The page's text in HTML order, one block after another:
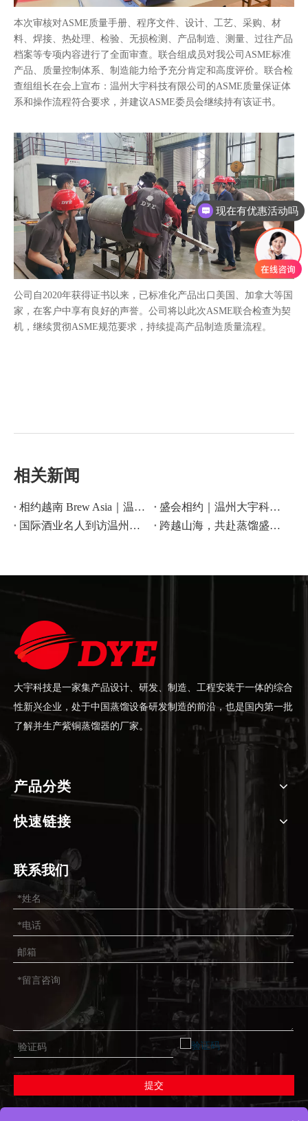
本次审核对ASME质量手册、程序文件、设计、工艺、采购、材
料、焊接、热处理、检验、无损检测、产品制造、测量、过往产品
档案等专项内容进行了全面审查。联合组成员对我公司ASME标准
产品、质量控制体系、制造能力给予充分肯定和高度评价。联合检
查组组长在会上宣布：温州大宇科技有限公司的ASME质量保证体
系和操作流程符合要求，并建议ASME委员会继续持有该证书。
公司自2020年获得证书以来，已标准化产品出口美国、加拿大等国
家，在客户中享有良好的声誉。公司将以此次ASME联合检查为契
机，继续贯彻ASME规范要求，持续提高产品制造质量流程。
相关新闻
相约越南 Brew Asia｜温州大宇科技 C8 展位恭候
盛会相约｜温州大宇科技亮相 2026 上海 CBB 酒饮设备展
国际酒业名人到访温州大宇科技，共叙合作情谊
跨越山海，共赴蒸馏盛宴！温州大宇科技邀您相约WDSC 2026！
大宇科技是一家集产品设计、研发、制造、工程安装于一体的综合
性新兴企业，处于中国蒸馏设备研发制造的前沿，也是国内第一批
了解并生产紫铜蒸馏器的厂家。
产品分类
快速链接
联系我们
提交
现在有优惠活动吗